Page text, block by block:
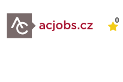
0